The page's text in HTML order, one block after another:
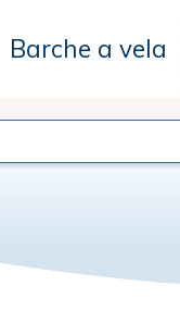
Barche a vela